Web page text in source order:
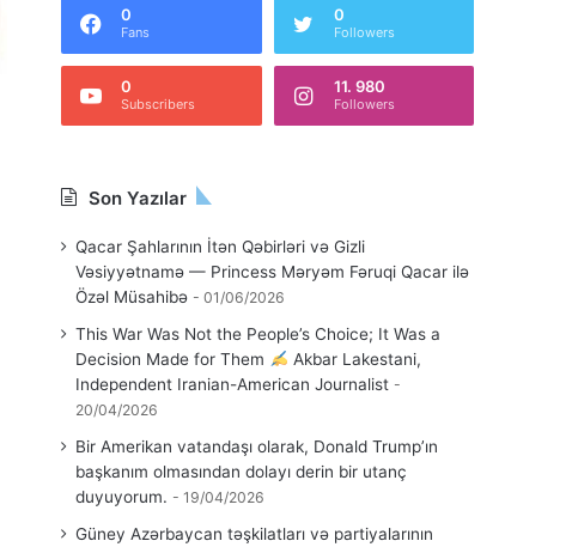
0
Fans
0
Followers
0
Subscribers
11. 980
Followers
Son Yazılar
Qacar Şahlarının İtən Qəbirləri və Gizli
Vəsiyyətnamə — Princess Məryəm Fəruqi Qacar ilə
Özəl Müsahibə
01/06/2026
This War Was Not the People’s Choice; It Was a
Decision Made for Them
Akbar Lakestani,
Independent Iranian-American Journalist
20/04/2026
Bir Amerikan vatandaşı olarak, Donald Trump’ın
başkanım olmasından dolayı derin bir utanç
duyuyorum.
19/04/2026
Güney Azərbaycan təşkilatları və partiyalarının